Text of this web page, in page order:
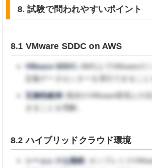
8. 試験で問われやすいポイント
8.1 VMware SDDC on AWS
VMware SDDC:
AWS上でVMwareの
定義データセンターを実行できること
互換性維持:
既存のVMware環境との
きることを理解。
8.2 ハイブリッドクラウド環境
シームレスな接続:
オンプレミス